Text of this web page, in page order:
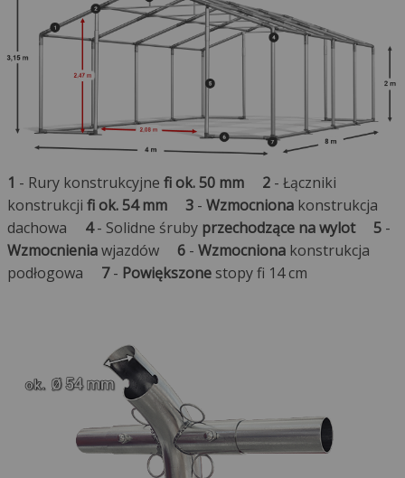
1 - Rury konstrukcyjne fi ok. 50 mm 2- Łączniki
konstrukcji fi ok. 54 mm 3- Wzmocnionakonstrukcja
dachowa 4- Solidne śruby przechodzące na wylot 5-
Wzmocnieniawjazdów 6- Wzmocnionakonstrukcja
podłogowa 7- Powiększonestopy fi 14 cm